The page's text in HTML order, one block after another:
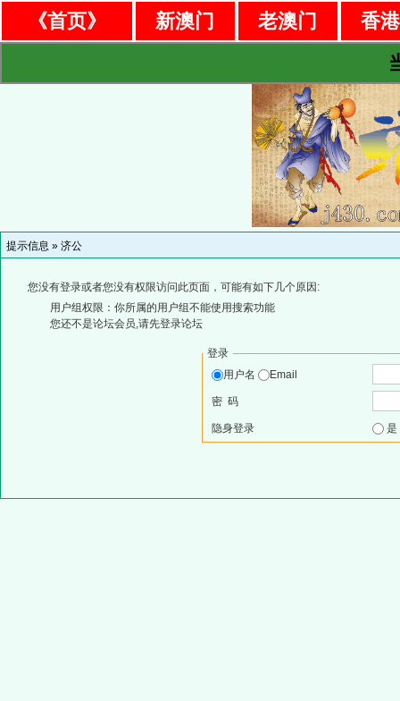
《首页》 新澳门 老澳门
香
提示信息 » 济公
您没有登录或者您没有权限访问此页面，可能有如下几个原因:
用户组权限：你所属的用户组不能使用搜索功能
您还不是论坛会员,请先登录论坛
登录
用户名
Email
密 码
隐身登录